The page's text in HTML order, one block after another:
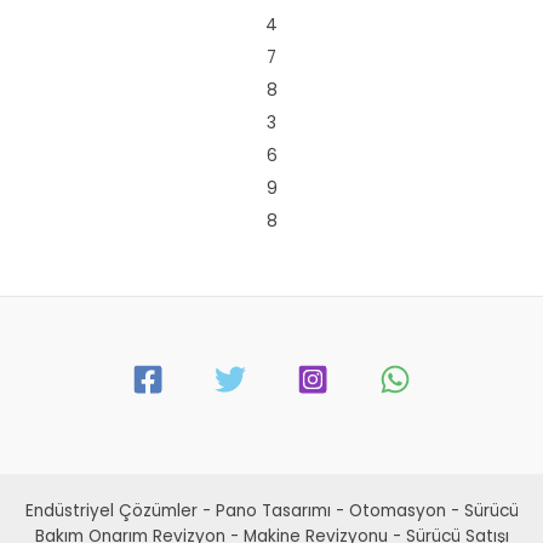
4
7
8
3
6
9
8
Endüstriyel Çözümler - Pano Tasarımı - Otomasyon - Sürücü
Bakım Onarım Revizyon - Makine Revizyonu - Sürücü Satışı